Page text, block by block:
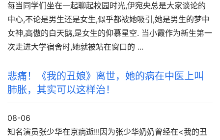
每当同学们坐在一起聊起校园时光,伊宛央总是大家谈论的
中心,不论是男生还是女生,似乎都被她吸引,她是男生的梦中
女神,高傲的白天鹅,是女生的仰慕星空. 当小霞作为新生第一
次走进大学宿舍时,她就被站在窗口的 ...
悲痛！《我的丑娘》离世，她的病在中医上叫
肺胀，其实可以这样治！
08-06
知名演员张少华在京病逝!!!因为张少华奶奶曾经在<我的丑